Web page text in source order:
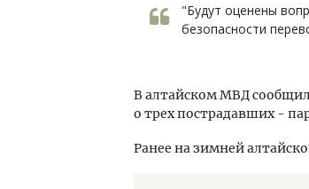
"Будут оценены
безопасности
В алтайском МВД
о трех пострадавших -
Ранее на зимней